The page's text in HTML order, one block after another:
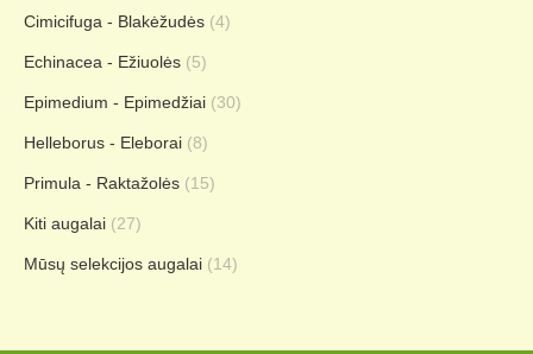
Cimicifuga - Blakėžudės (4)
Echinacea - Ežiuolės (5)
Epimedium - Epimedžiai (30)
Helleborus - Eleborai (8)
Primula - Raktažolės (15)
Kiti augalai (27)
Mūsų selekcijos augalai (14)